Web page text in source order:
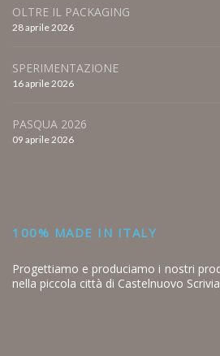
OLTRE IL PACKAGING
28 aprile 2026
SPERIMENTAZIONE
16 aprile 2026
PASQUA 2026
09 aprile 2026
100% MADE IN ITALY
Progettiamo e produciamo i nostri
nella piccola città di Castelnuovo